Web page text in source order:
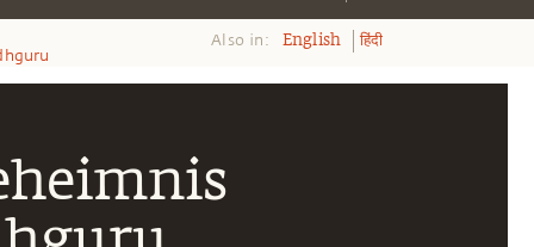
Also in: English हिंदी